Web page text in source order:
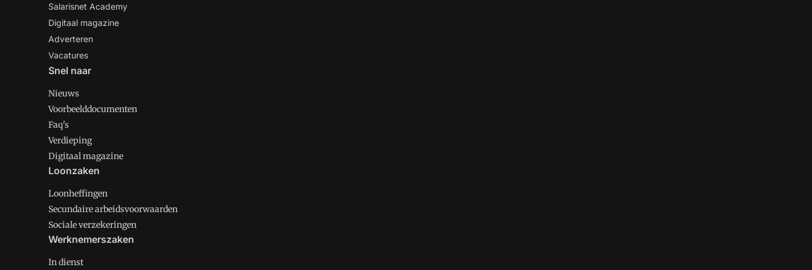
Salarisnet Academy
Digitaal magazine
Adverteren
Vacatures
Snel naar
Nieuws
Voorbeelddocumenten
Faq's
Verdieping
Digitaal magazine
Loonzaken
Loonheffingen
Secundaire arbeidsvoorwaarden
Sociale verzekeringen
Werknemerszaken
In dienst